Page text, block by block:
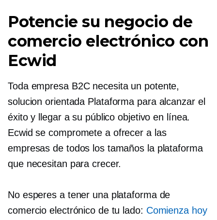
Potencie su negocio de
comercio electrónico con
Ecwid
Toda empresa B2C necesita un potente,
solucion orientada Plataforma para alcanzar el
éxito y llegar a su público objetivo en línea.
Ecwid se compromete a ofrecer a las
empresas de todos los tamaños la plataforma
que necesitan para crecer.
No esperes a tener una plataforma de
comercio electrónico de tu lado: Comienza hoy